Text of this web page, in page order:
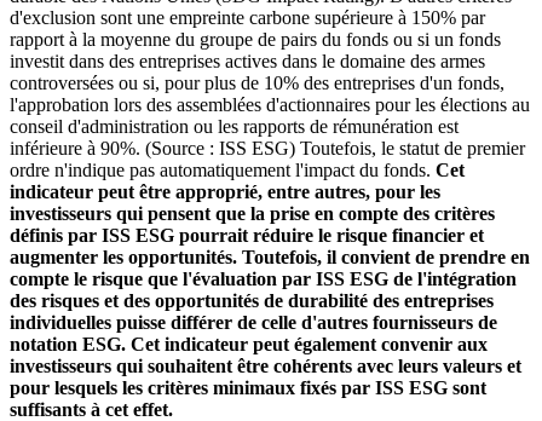
d'exclusion sont une empreinte carbone supérieure à 150% par
rapport à la moyenne du groupe de pairs du fonds ou si un fonds
investit dans des entreprises actives dans le domaine des armes
controversées ou si, pour plus de 10% des entreprises d'un fonds,
l'approbation lors des assemblées d'actionnaires pour les élections au
conseil d'administration ou les rapports de rémunération est
inférieure à 90%. (Source : ISS ESG) Toutefois, le statut de premier
ordre n'indique pas automatiquement l'impact du fonds. Cet
indicateur peut être approprié, entre autres, pour les
investisseurs qui pensent que la prise en compte des critères
définis par ISS ESG pourrait réduire le risque financier et
augmenter les opportunités. Toutefois, il convient de prendre en
compte le risque que l'évaluation par ISS ESG de l'intégration
des risques et des opportunités de durabilité des entreprises
individuelles puisse différer de celle d'autres fournisseurs de
notation ESG. Cet indicateur peut également convenir aux
investisseurs qui souhaitent être cohérents avec leurs valeurs et
pour lesquels les critères minimaux fixés par ISS ESG sont
suffisants à cet effet.